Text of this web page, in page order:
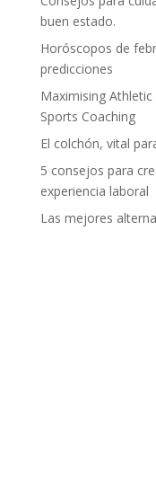
buen estado.
Horóscopos de
predicciones
Maximising
Sports Coaching
El colchón, vital
5 consejos para
experiencia laboral
Las mejores